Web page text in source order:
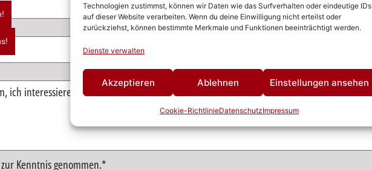
Technologien zustimmst, können wir Daten wie das Surfverhalten oder eindeutige IDs
auf dieser Website verarbeiten. Wenn du deine Einwilligung nicht erteilst oder
zurückziehst, können bestimmte Merkmale und Funktionen beeinträchtigt werden.
Dienste verwalten
Akzeptieren Ablehnen Einstellungen ansehen
Cookie-RichtlinieDatenschutzImpressum
Kenntnis genommen.*